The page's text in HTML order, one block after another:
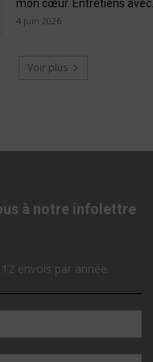
mon cœur. Entretiens avec...
4 juin 2026
Voir plus
à notre infolettre
envois par année.